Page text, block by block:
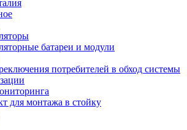
батареи и модули
потребителей в обход системы
для монтажа в стойку